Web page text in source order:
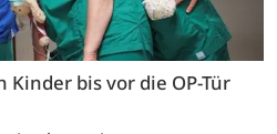
bis vor die OP-Tür